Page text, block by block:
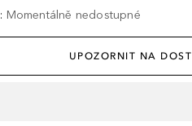
: Momentálně nedostupné
UPOZORNIT NA